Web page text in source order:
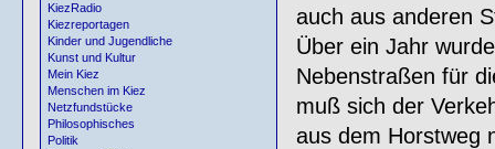
KiezRadio
Kiezreportagen
Kinder und Jugendliche
Kunst und Kultur
Mein Kiez
Menschen im Kiez
Netzfundstücke
Philosophisches
Politik
auch aus anderen
Über ein Jahr
Nebenstraßen für
muß sich der
aus dem Horstweg